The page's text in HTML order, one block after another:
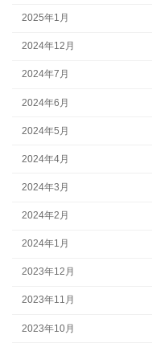
2025年1月
2024年12月
2024年7月
2024年6月
2024年5月
2024年4月
2024年3月
2024年2月
2024年1月
2023年12月
2023年11月
2023年10月